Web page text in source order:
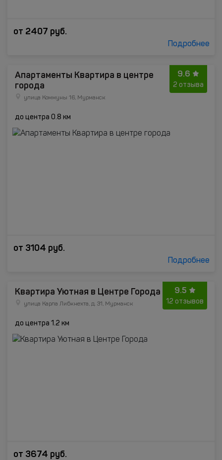
от 2407 руб.
Подробнее
9.6
2 отзыва
Апартаменты Квартира в центре
города
улица Коммуны 16, Мурманск
до центра 0.8 км
от 3104 руб.
Подробнее
9.5
12 отзывов
Квартира Уютная в Центре Города
улица Карла Либкнехта, д. 31, Мурманск
до центра 1.2 км
от 3674 руб.